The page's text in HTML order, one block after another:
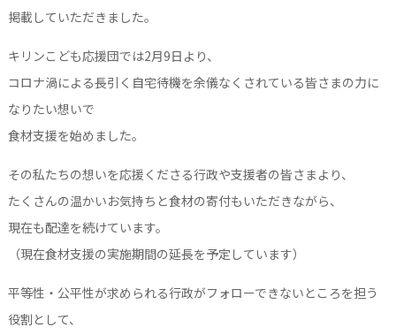
掲載していただきました。
キリンこども応援団では2月9日より、
コロナ渦による長引く自宅待機を余儀なくされている皆さまの力に
なりたい想いで
食材支援を始めました。
その私たちの想いを応援くださる行政や支援者の皆さまより、
たくさんの温かいお気持ちと食材の寄付もいただきながら、
現在も配達を続けています。
（現在食材支援の実施期間の延長を予定しています）
平等性・公平性が求められる行政がフォローできないところを担う
役割として、